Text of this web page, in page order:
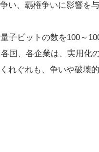
い、覇権争いに影響を
子ビットの数を100～
国、各企業は、実用化
れぐれも、争いや破壊